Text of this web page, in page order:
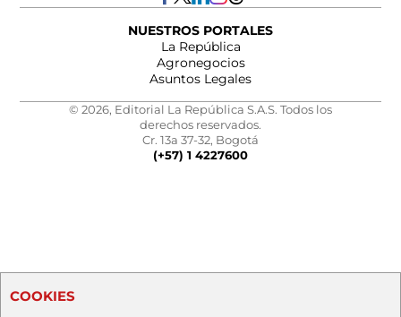
NUESTROS PORTALES
La República
Agronegocios
Asuntos Legales
© 2026, Editorial La República S.A.S. Todos los
derechos reservados.
Cr. 13a 37-32, Bogotá
(+57) 1 4227600
COOKIES